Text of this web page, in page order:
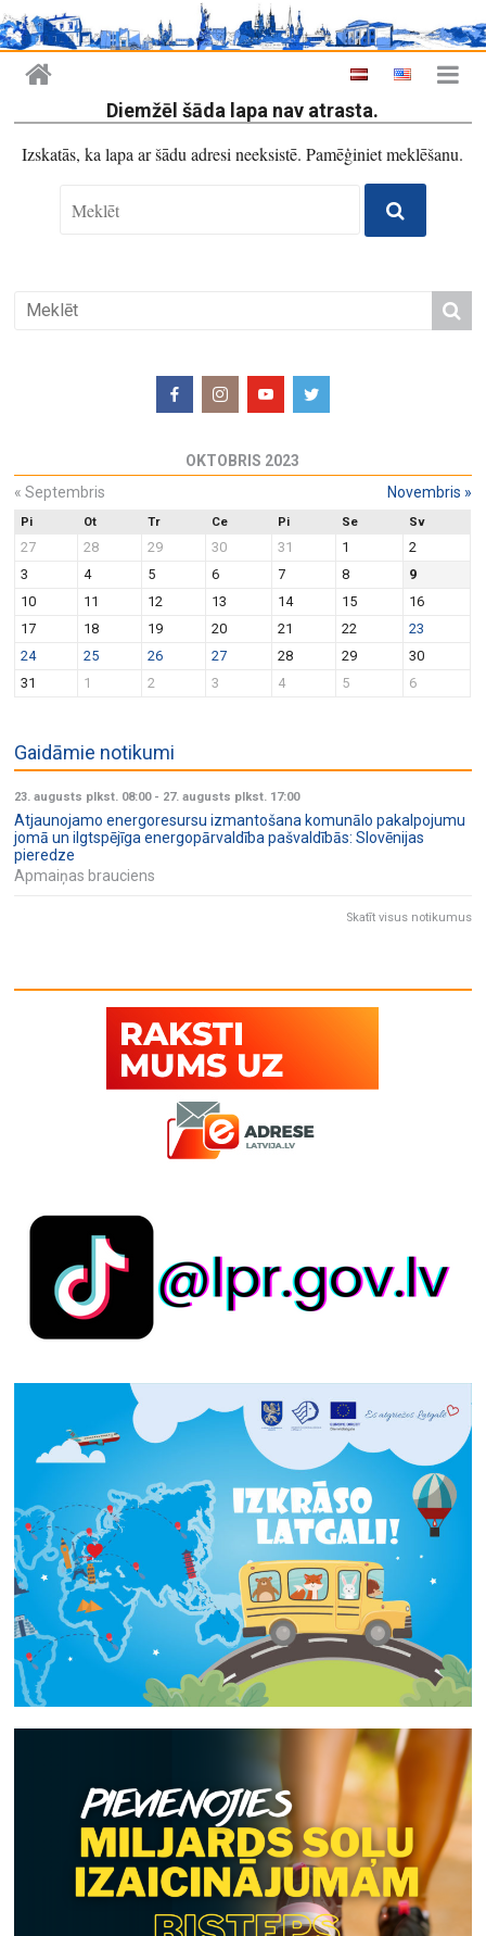
Diemžēl šāda lapa nav atrasta.
Izskatās, ka lapa ar šādu adresi neeksistē. Pamēģiniet meklēšanu.
OKTOBRIS 2023
« Septembris Novembris »
Pi Ot Tr Ce Pi Se Sv
27 28 29 30 31 1
2
3
4 5 6 7 8
9
10
11 12 13 14 15
16
17
18 19 20 21 22
23
24
25 26 27 28 29
30
31
1 2 3 4 5 6
Gaidāmie notikumi
23. augusts plkst. 08:00- 27. augusts plkst. 17:00
Atjaunojamo energoresursu izmantošana komunālo pakalpojumu
jomā un ilgtspējīga energopārvaldība pašvaldībās: Slovēnijas
pieredze
Apmaiņas brauciens
Skatīt visus notikumus